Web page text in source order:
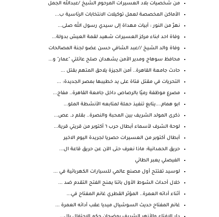
من شخصيات بلاد العسيرات المرحوم الشيخ /عبدالله الجمل
الأماكن المخصصة لعمل توكيلات الانتخابات الرئاسية ب...
نهرٌ من النور : أبيات مهداة إلى سيدي رسول الله صلى...
وفاة احد ابناء مركز العسيرات شهيد لقمة العيش بدولة...
وفاة والد الشيخ //عبد الشافي حسن عضو لجنة المصالحات
محافظ سوهاج ومدير الأمن يشهدان صلح عائلتي "عمار" و...
حادث جامعة القاهرة.. أمن الجيزة يلاحق المتهم بقتل ...
التحريات في مقتل فتاة على يد خطيبها بمصر الجديدة: ...
مصرع موظفة رميًا بالرصاص داخل جامعة القاهرة.. مفاج...
ابو همام....يتابع تنفيذ حملة لمتابعه الأنشطة الملو...
ذكرى المولد الشريف بين المحبة والنصرة.. بقلم د. عص...
لوحة الشرف لأسماء أبطال حرب ٦ أكتوبر من قريتي قرية...
أبطال أكتوبر من العسيرات حصريا لجريدة اليوم الاخير
حريق الحمدانية: ماذا نعرف حتى الآن عن حريق قاعة ال...
الفيصلي يعبر الطائي
لوسيد تفتتح أول مصنع عالمي للسيارات الكهربائية في ...
خلال أحداث الشوط الأول باتنا يمنح الفتح التقدم ضد ...
أثناء أدائه العمرة.. المؤثر القطري غانم المفتاح في...
غانم المفتاح حديث السوشيال ميديا عقب أدائه العمرة ...